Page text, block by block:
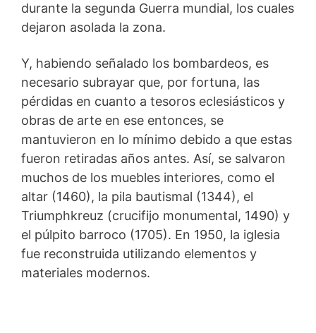
durante la segunda Guerra mundial, los cuales
dejaron asolada la zona.
Y, habiendo señalado los bombardeos, es
necesario subrayar que, por fortuna, las
pérdidas en cuanto a tesoros eclesiásticos y
obras de arte en ese entonces, se
mantuvieron en lo mínimo debido a que estas
fueron retiradas años antes. Así, se salvaron
muchos de los muebles interiores, como el
altar (1460), la pila bautismal (1344), el
Triumphkreuz (crucifijo monumental, 1490) y
el púlpito barroco (1705). En 1950, la iglesia
fue reconstruida utilizando elementos y
materiales modernos.